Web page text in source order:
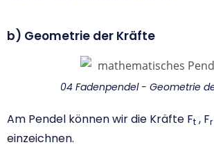
b) Geometrie der Kräfte
04 Fadenpendel - Geometrie
Am Pendel können wir die Kräfte Ft , Fr
einzeichnen.